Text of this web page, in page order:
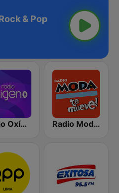
& Pop
Radio Oxígeno Radio Moda FM 97.3